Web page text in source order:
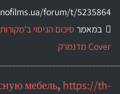
forum/t/5235864/ /
במאמר
Cover מדנמרק
мебель, https://th-